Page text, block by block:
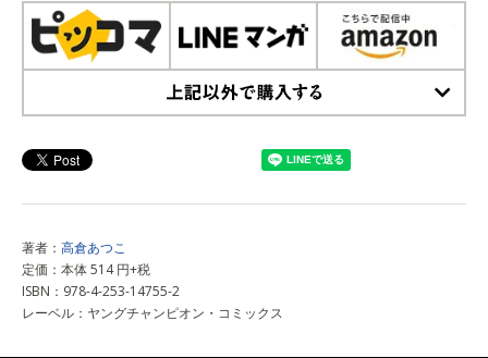
著者： 高倉あつこ
定価：本体 514 円+税
ISBN：978-4-253-14755-2
レーベル：ヤングチャンピオン・コミックス